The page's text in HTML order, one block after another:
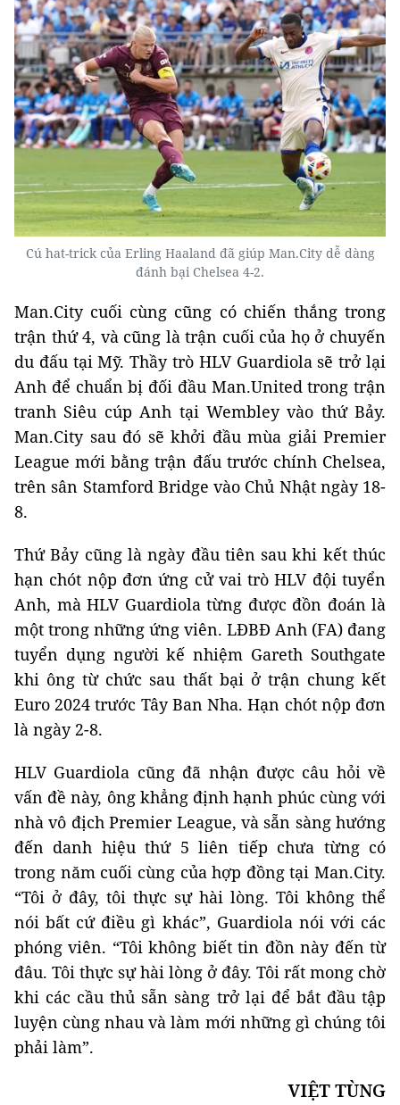
Cú hat-trick của Erling Haaland đã giúp Man.City dễ dàng
đánh bại Chelsea 4-2.
Man.City cuối cùng cũng có chiến thắng trong
trận thứ 4, và cũng là trận cuối của họ ở chuyến
du đấu tại Mỹ. Thầy trò HLV Guardiola sẽ trở lại
Anh để chuẩn bị đối đầu Man.United trong trận
tranh Siêu cúp Anh tại Wembley vào thứ Bảy.
Man.City sau đó sẽ khởi đầu mùa giải Premier
League mới bằng trận đấu trước chính Chelsea,
trên sân Stamford Bridge vào Chủ Nhật ngày 18-
8.
Thứ Bảy cũng là ngày đầu tiên sau khi kết thúc
hạn chót nộp đơn ứng cử vai trò HLV đội tuyển
Anh, mà HLV Guardiola từng được đồn đoán là
một trong những ứng viên. LĐBĐ Anh (FA) đang
tuyển dụng người kế nhiệm Gareth Southgate
khi ông từ chức sau thất bại ở trận chung kết
Euro 2024 trước Tây Ban Nha. Hạn chót nộp đơn
là ngày 2-8.
HLV Guardiola cũng đã nhận được câu hỏi về
vấn đề này, ông khẳng định hạnh phúc cùng với
nhà vô địch Premier League, và sẵn sàng hướng
đến danh hiệu thứ 5 liên tiếp chưa từng có
trong năm cuối cùng của hợp đồng tại Man.City.
“Tôi ở đây, tôi thực sự hài lòng. Tôi không thể
nói bất cứ điều gì khác”, Guardiola nói với các
phóng viên. “Tôi không biết tin đồn này đến từ
đâu. Tôi thực sự hài lòng ở đây. Tôi rất mong chờ
khi các cầu thủ sẵn sàng trở lại để bắt đầu tập
luyện cùng nhau và làm mới những gì chúng tôi
phải làm”.
VIỆT TÙNG